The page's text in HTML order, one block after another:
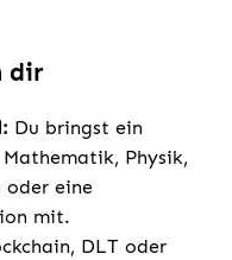
dir
Du bringst ein
Physik,
oder eine
mit.
DLT oder